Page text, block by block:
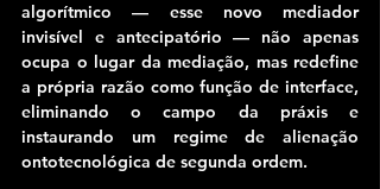
algorítmico — esse novo mediador
invisível e antecipatório — não apenas
ocupa o lugar da mediação, mas redefine
a própria razão como função de interface,
eliminando o campo da práxis e
instaurando um regime de alienação
ontotecnológica de segunda ordem.